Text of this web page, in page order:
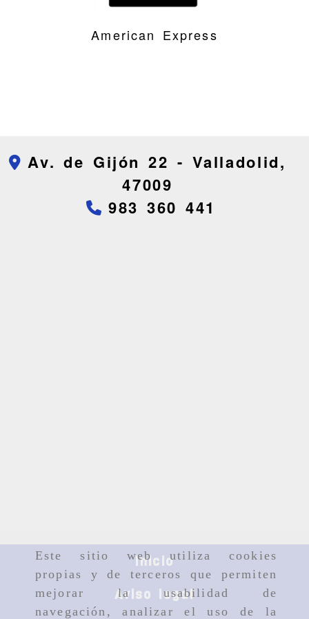
Este sitio web utiliza cookies
propias y de terceros que permiten
mejorar la usabilidad de
navegación, analizar el uso de la
American Express
Av. de Gijón 22 - Valladolid,
47009
983 360 441
Inicio
Aviso legal